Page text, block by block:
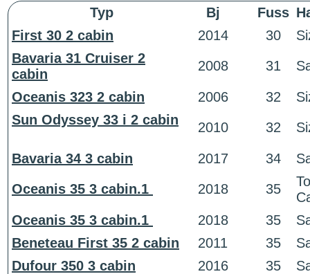
Typ
Bj Fuss
First 30 2 cabin
2014 30
Bavaria 31 Cruiser 2
cabin
2008 31
Oceanis 323 2 cabin 2006 32
Sun Odyssey 33 i 2 cabin
2010 32
Bavaria 34 3 cabin 2017 34
Oceanis 35 3 cabin.1
2018 35
Oceanis 35 3 cabin.1
2018 35
Beneteau First 35 2 cabin
2011 35
Dufour 350 3 cabin
2016 35